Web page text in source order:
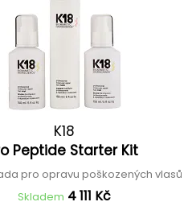
K18
Peptide Starter Kit
pro opravu poškozených vlasů
Skladem 4 111 Kč